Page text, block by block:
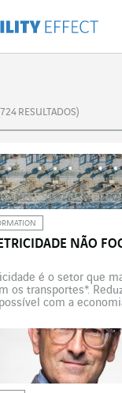
página
724 RESULTADOS)
NÃO
é o setor que
os transportes*.
com a
de funcionários
Essa […]